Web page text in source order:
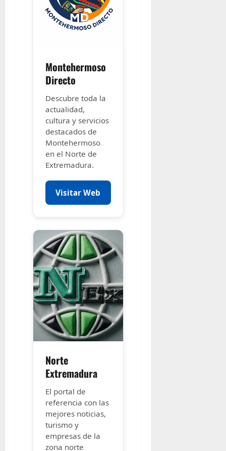
Montehermoso
Directo
Descubre toda la
actualidad,
cultura y servicios
destacados de
Montehermoso
en el Norte de
Extremadura.
Visitar Web
Norte
Extremadura
El portal de
referencia con las
mejores noticias,
turismo y
empresas de la
zona norte